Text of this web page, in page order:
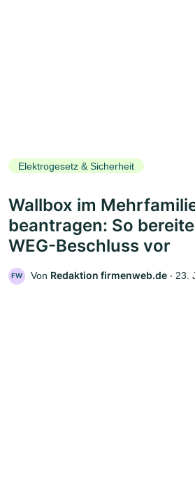
Elektrogesetz & Sicherheit
Wallbox im
beantragen: So
WEG-Beschluss vor
FW Von Redaktion firmenweb.de ‧ 23.